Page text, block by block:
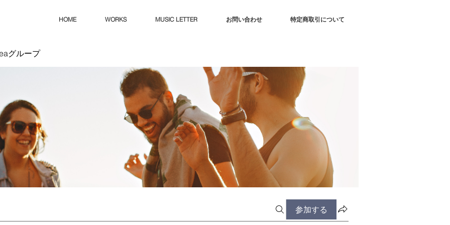
HOME WORKS MUSIC LETTER お問い合わせ 特定商取引について
グループ
参加する